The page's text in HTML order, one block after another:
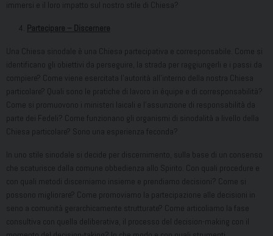
immersi e il loro impatto sul nostro stile di Chiesa?
Partecipare – Discernere
Una Chiesa sinodale è una Chiesa partecipativa e corresponsabile. Come si
identificano gli obiettivi da perseguire, la strada per raggiungerli e i passi da
compiere? Come viene esercitata l’autorità all’interno della nostra Chiesa
particolare? Quali sono le pratiche di lavoro in équipe e di corresponsabilità?
Come si promuovono i ministeri laicali e l’assunzione di responsabilità da
parte dei Fedeli? Come funzionano gli organismi di sinodalità a livello della
Chiesa particolare? Sono una esperienza feconda?
In uno stile sinodale si decide per discernimento, sulla base di un consenso
che scaturisce dalla comune obbedienza allo Spirito. Con quali procedure e
con quali metodi discerniamo insieme e prendiamo decisioni? Come si
possono migliorare? Come promoviamo la partecipazione alle decisioni in
seno a comunità gerarchicamente strutturate? Come articoliamo la fase
consultiva con quella deliberativa, il processo del decision-making con il